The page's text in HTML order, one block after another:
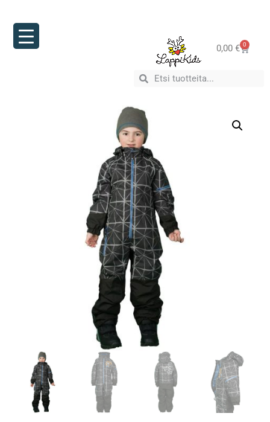
0,00 € 0